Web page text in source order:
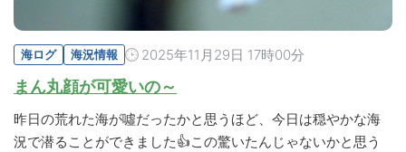
海ログ 海況情報 2025年11月29日 17時00分
まん丸顔が可愛いの～
昨日の荒れた海が噓だったかと思うほど、今日は穏やかな海
況で潜ることができました👍この驚いたんじゃないかと思う